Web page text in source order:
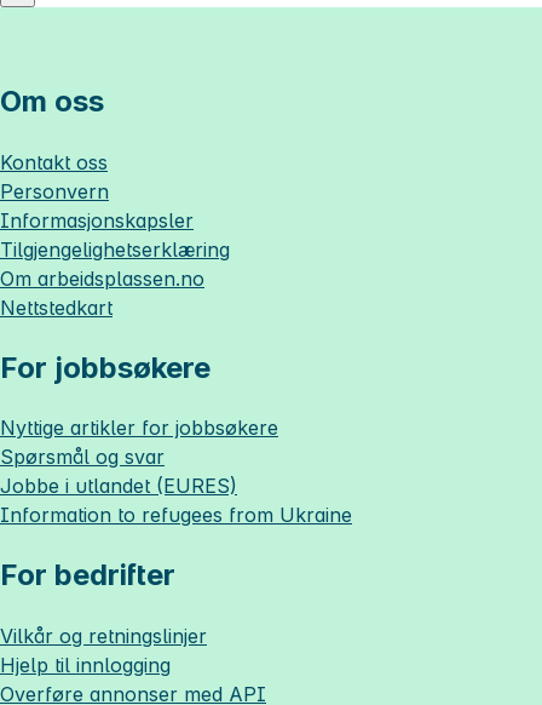
Om oss
Kontakt oss
Personvern
Informasjonskapsler
Tilgjengelighetserklæring
Om arbeidsplassen.no
Nettstedkart
For jobbsøkere
Nyttige artikler for jobbsøkere
Spørsmål og svar
Jobbe i utlandet (EURES)
Information to refugees from Ukraine
For bedrifter
Vilkår og retningslinjer
Hjelp til innlogging
Overføre annonser med API